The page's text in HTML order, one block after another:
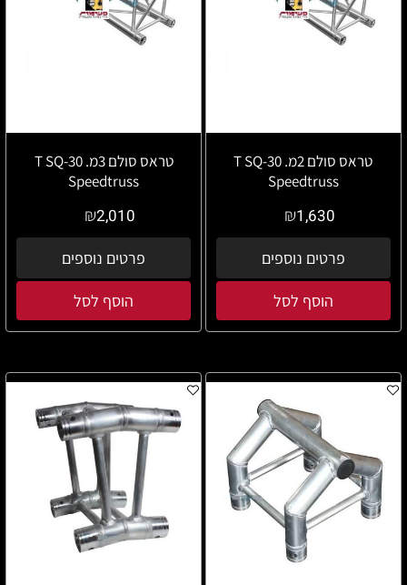
טראס סולם 2מ. T SQ-30
Speedtruss
₪1,630
פרטים נוספים
הוסף לסל
טראס סולם 3מ. T SQ-30
Speedtruss
₪2,010
פרטים נוספים
הוסף לסל